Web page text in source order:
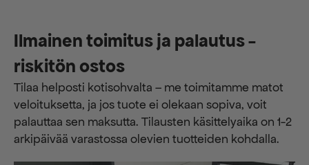
Ilmainen toimitus ja palautus -
riskitön ostos
Tilaa helposti kotisohvalta – me toimitamme matot
veloituksetta, ja jos tuote ei olekaan sopiva, voit
palauttaa sen maksutta. ​​Tilausten käsittelyaika on 1-2
arkipäivää varastossa olevien tuotteiden kohdalla.